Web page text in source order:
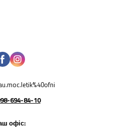
694-84-10
офіс: